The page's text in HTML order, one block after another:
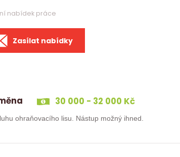
nabídek práce
Zasílat nabídky
30 000 - 32 000 Kč
Máte zkušenost v kovovýrobě? Hledáme obsluhu ohraňovacího lisu. Nástup možný ihned.